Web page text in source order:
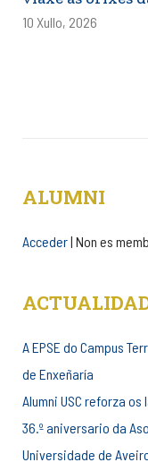
10 Xullo, 2026
ALUMNI
Acceder| Non es
A EPSE do Campus
de Enxeñaría
Alumni USC reforza
36.º aniversario da
Universidade de